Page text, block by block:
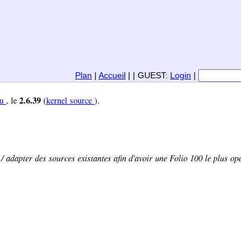
Plan | Accueil | | GUEST: Login |
, le 2.6.39 (kernel source ).
des sources existantes afin d'avoir une Folio 100 le plus